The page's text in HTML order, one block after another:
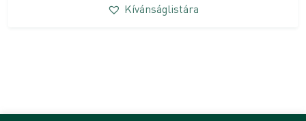
Kívánságlistára